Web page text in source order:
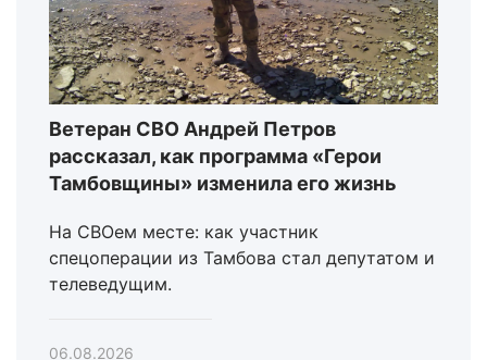
Ветеран СВО Андрей Петров
рассказал, как программа «Герои
Тамбовщины» изменила его жизнь
На СВОем месте: как участник
спецоперации из Тамбова стал депутатом и
телеведущим.
06.08.2026